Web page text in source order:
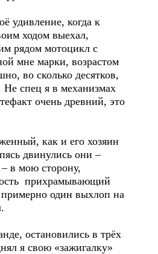
удивление, когда к
ходом выехал,
рядом мотоцикл с
мне марки, возрастом
во сколько десятков,
Не спец я в механизмах
очень древний, это
как и его хозяин
двинулись они –
в мою сторону,
прихрамывающий
один выхлоп на
остановились в трёх
я свою «зажигалку»